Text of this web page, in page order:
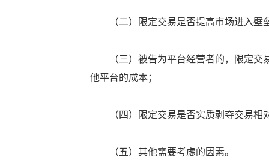
（二）限定交易是否提高市场进入壁
（三）被告为平台经营者的，限定交易
他平台的成本；
（四）限定交易是否实质剥夺交易相
（五）其他需要考虑的因素。